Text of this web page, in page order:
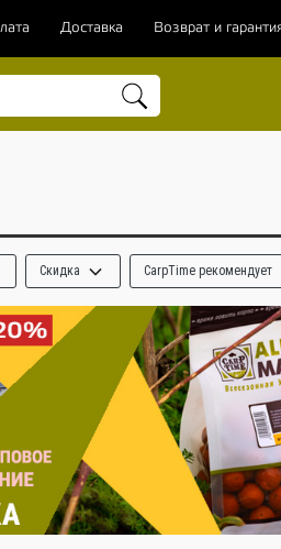
Доставка Возврат и
Скидка CarpTime рекомендует